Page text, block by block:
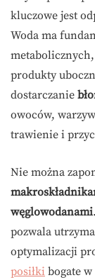
kluczowe jest
Woda ma
produkty
dostarczanie
owoców,
trawienie i
Nie można
węglowodanami
pozwala
optymalizacji
posiłki bogate